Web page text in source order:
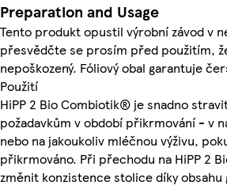
Preparation and Usage
Tento produkt opustil výrobní závod v
přesvědčte se prosím před použitím,
nepoškozený. Fóliový obal garantuje
Použití
HiPP 2 Bio Combiotik® je snadno
požadavkům v období přikrmování - v
nebo na jakoukoliv mléčnou výživu,
přikrmováno. Při přechodu na HiPP 2
změnit konzistence stolice díky obsahu